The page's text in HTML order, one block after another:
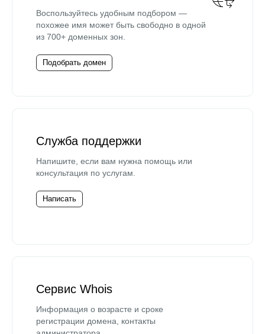
Воспользуйтесь удобным подбором —
похожее имя может быть свободно в одной
из 700+ доменных зон.
Подобрать домен
Служба поддержки
Напишите, если вам нужна помощь или
консультация по услугам.
Написать
Сервис Whois
Информация о возрасте и сроке
регистрации домена, контакты